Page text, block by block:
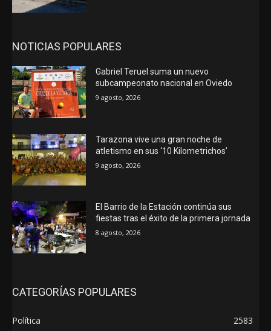
NOTICIAS POPULARES
Gabriel Teruel suma un nuevo
subcampeonato nacional en Oviedo
9 agosto, 2026
Tarazona vive una gran noche de
atletismo en sus ‘10 Kilometrichos’
9 agosto, 2026
El Barrio de la Estación continúa sus
fiestas tras el éxito de la primera jornada
8 agosto, 2026
CATEGORÍAS POPULARES
Política
2583